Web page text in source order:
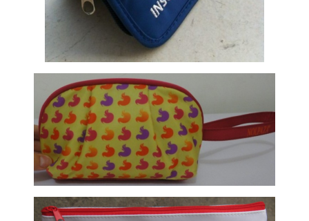
Kosmetinė su Jūsų dizaino spauda